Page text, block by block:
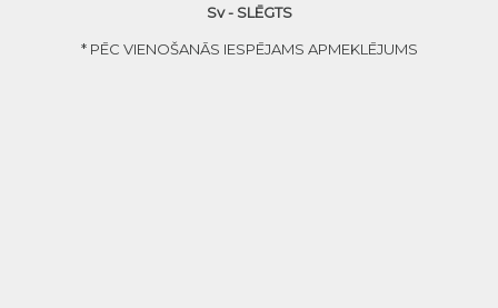
Sv - SLĒGTS
* PĒC VIENOŠANĀS IESPĒJAMS APMEKLĒJUMS